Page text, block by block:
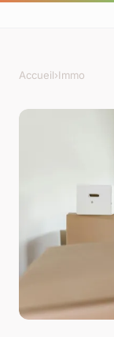
Accueil›Immo